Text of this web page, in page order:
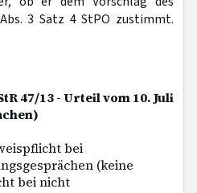
Abs. 3 Satz 4 StPO zustimmt.
47/13 - Urteil vom 10. Juli
bei
(keine
bei nicht